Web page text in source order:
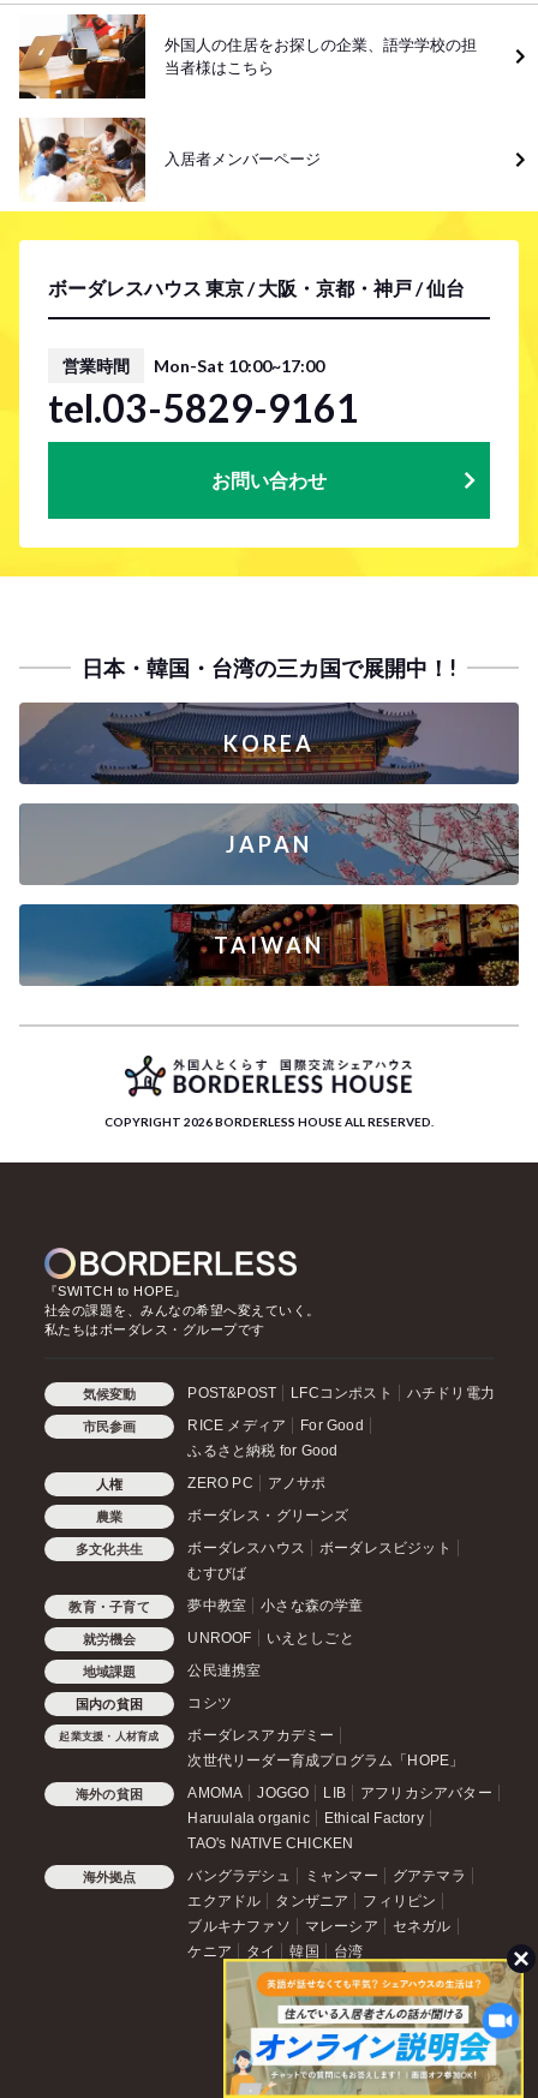
ボーダレスハウス 東京 / 大阪・京都・神戸 / 仙台
営業時間 Mon-Sat 10:00~17:00
tel.03-5829-9161
お問い合わせ
外国人の住居をお探しの企業、語学学校の担
当者様はこちら
入居者メンバーページ
日本・韓国・台湾の三カ国で展開中！!
KOREA
JAPAN
TAIWAN
COPYRIGHT 2026 BORDERLESS HOUSE ALL RESERVED.
『SWITCH to HOPE』
社会の課題を、みんなの希望へ変えていく。
私たちはボーダレス・グループです
気候変動 POST&POST LFCコンポスト ハチドリ電力
市民参画 RICE メディア
For Good
ふるさと納税 for Good
人権 ZERO PC アノサポ
農業 ボーダレス・グリーンズ
多文化共生 ボーダレスハウス
ボーダレスビジット
むすびば
教育・子育て 夢中教室 小さな森の学童
就労機会 UNROOF いえとしごと
地域課題 公民連携室
国内の貧困 コシツ
起業支援・人材育成
ボーダレスアカデミー
次世代リーダー育成プログラム「HOPE」
海外の貧困 AMOMA JOGGO LIB
アフリカシアバター
Haruulala organic
Ethical Factory
TAO's NATIVE CHICKEN
海外拠点 バングラデシュ ミャンマー
グアテマラ
エクアドル
タンザニア
フィリピン
ブルキナファソ
マレーシア
セネガル
ケニア
タイ 韓国 台湾